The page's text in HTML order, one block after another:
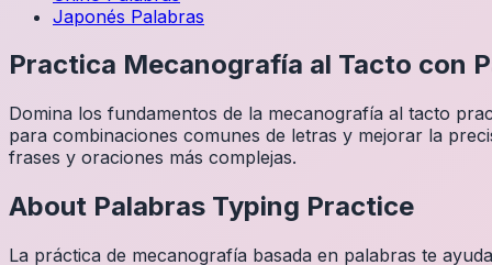
Japonés Palabras
Practica Mecanografía al Tacto con
Domina los fundamentos de la mecanografía al tacto
para combinaciones comunes de letras y mejorar la
frases y oraciones más complejas.
About Palabras Typing Practice
La práctica de mecanografía basada en palabras te